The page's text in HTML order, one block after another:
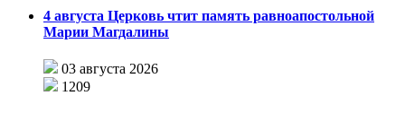
4 августа Церковь чтит память равноапостольной
Марии Магдалины
03 августа 2026
1209